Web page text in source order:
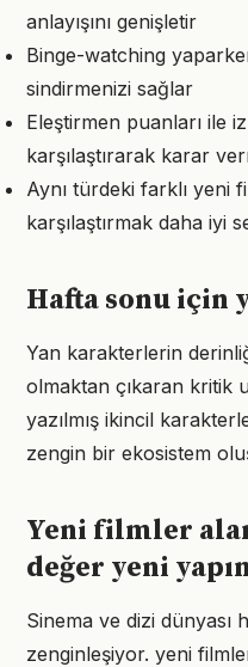
anlayışını genişletir
Binge-watching
sindirmenizi sağlar
Eleştirmen puanları ile
karşılaştırarak karar
Aynı türdeki farklı yeni
karşılaştırmak daha iyi
Hafta sonu için
Yan karakterlerin
olmaktan çıkaran kritik
yazılmış ikincil
zengin bir ekosistem
Yeni filmler
değer yeni
Sinema ve dizi dünyası
zenginleşiyor. yeni